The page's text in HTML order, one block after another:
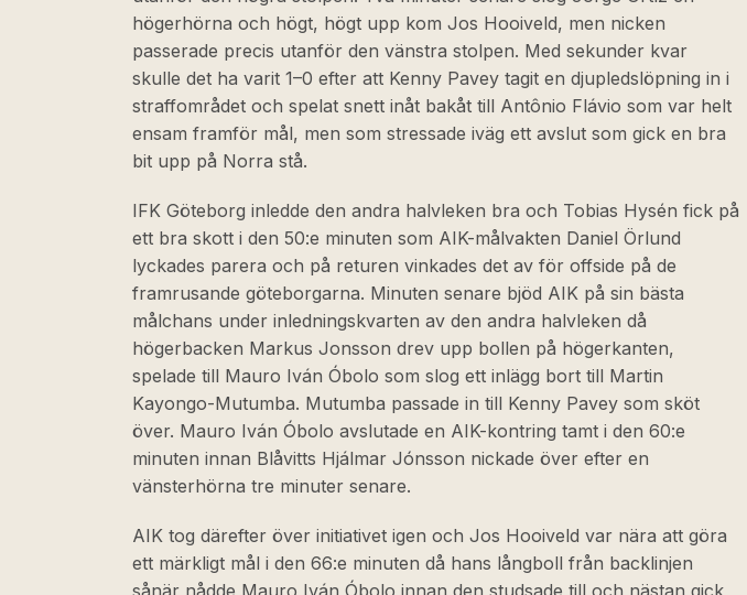
högerhörna och högt, högt upp kom Jos Hooiveld, men nicken
passerade precis utanför den vänstra stolpen. Med sekunder kvar
skulle det ha varit 1–0 efter att Kenny Pavey tagit en djupledslöpning in i
straffområdet och spelat snett inåt bakåt till Antônio Flávio som var helt
ensam framför mål, men som stressade iväg ett avslut som gick en bra
bit upp på Norra stå.
IFK Göteborg inledde den andra halvleken bra och Tobias Hysén fick på
ett bra skott i den 50:e minuten som AIK-målvakten Daniel Örlund
lyckades parera och på returen vinkades det av för offside på de
framrusande göteborgarna. Minuten senare bjöd AIK på sin bästa
målchans under inledningskvarten av den andra halvleken då
högerbacken Markus Jonsson drev upp bollen på högerkanten,
spelade till Mauro Iván Óbolo som slog ett inlägg bort till Martin
Kayongo-Mutumba. Mutumba passade in till Kenny Pavey som sköt
över. Mauro Iván Óbolo avslutade en AIK-kontring tamt i den 60:e
minuten innan Blåvitts Hjálmar Jónsson nickade över efter en
vänsterhörna tre minuter senare.
AIK tog därefter över initiativet igen och Jos Hooiveld var nära att göra
ett märkligt mål i den 66:e minuten då hans långboll från backlinjen
sånär nådde Mauro Iván Óbolo innan den studsade till och nästan gick